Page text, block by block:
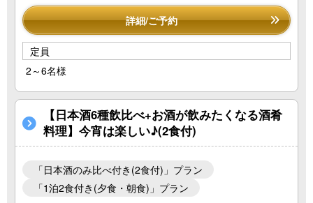
詳細/ご予約
定員
2～6名様
【日本酒6種飲比べ+お酒が飲みたくなる酒肴
料理】今宵は楽しい♪(2食付)
「日本酒のみ比べ付き(2食付)」プラン
「1泊2食付き(夕食・朝食)」プラン